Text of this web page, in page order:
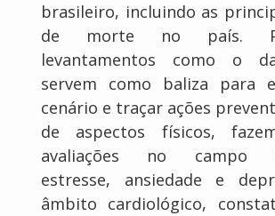
brasileiro, incluindo as
de morte no país.
levantamentos como o
servem como baliza para
cenário e traçar ações
de aspectos físicos,
avaliações no campo
estresse, ansiedade e
âmbito cardiológico,